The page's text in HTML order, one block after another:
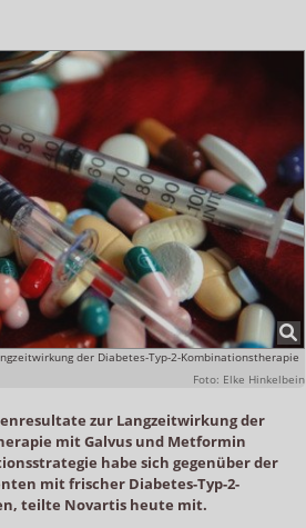
der Diabetes-Typ-2-Kombinationstherapie
Foto: Elke Hinkelbein
zur Langzeitwirkung der
mit Galvus und Metformin
habe sich gegenüber der
mit frischer Diabetes-Typ-2-
teilte Novartis heute mit.